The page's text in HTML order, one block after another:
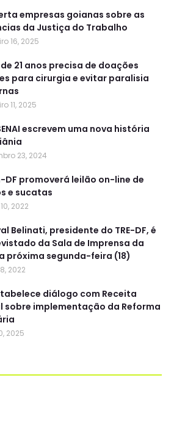
empresas goianas sobre as
da Justiça do Trabalho
16, 2025
21 anos precisa de doações
para cirurgia e evitar paralisia
11, 2025
escrevem uma nova história
23, 2024
DF promoverá leilão on-line de
e sucatas
2022
Belinati, presidente do TRE-DF, é
da Sala de Imprensa da
próxima segunda-feira (18)
2022
diálogo com Receita
sobre implementação da Reforma
2025